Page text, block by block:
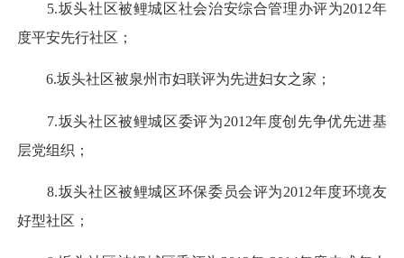
5.坂头社区被鲤城区社会治安综合管理办评为2012年
度平安先行社区；
6.坂头社区被泉州市妇联评为先进妇女之家；
7.坂头社区被鲤城区委评为2012年度创先争优先进基
层党组织；
8.坂头社区被鲤城区环保委员会评为2012年度环境友
好型社区；